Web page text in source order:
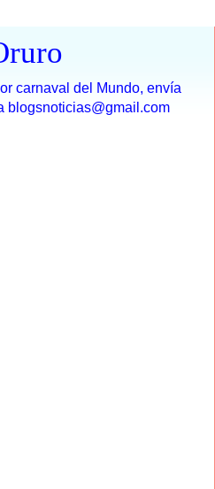
carnaval del Mundo, envía
blogsnoticias@gmail.com